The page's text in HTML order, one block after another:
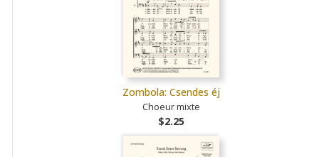
Zombola: Csendes éj
Choeur mixte
$2.25